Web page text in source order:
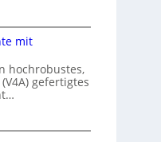
mit
hochrobustes,
gefertigtes